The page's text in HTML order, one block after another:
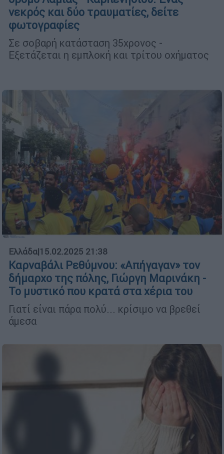
νεκρός και δύο τραυματίες, δείτε
φωτογραφίες
Σε σοβαρή κατάσταση 35χρονος -
Εξετάζεται η εμπλοκή και τρίτου οχήματος
Ελλάδα|15.02.2025 21:38
Καρναβάλι Ρεθύμνου: «Απήγαγαν» τον
δήμαρχο της πόλης, Γιώργη Μαρινάκη -
Το μυστικό που κρατά στα χέρια του
Γιατί είναι πάρα πολύ... κρίσιμο να βρεθεί
άμεσα